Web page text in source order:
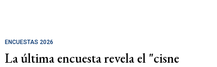
ENCUESTAS 2026
La última encuesta revela el "cisne